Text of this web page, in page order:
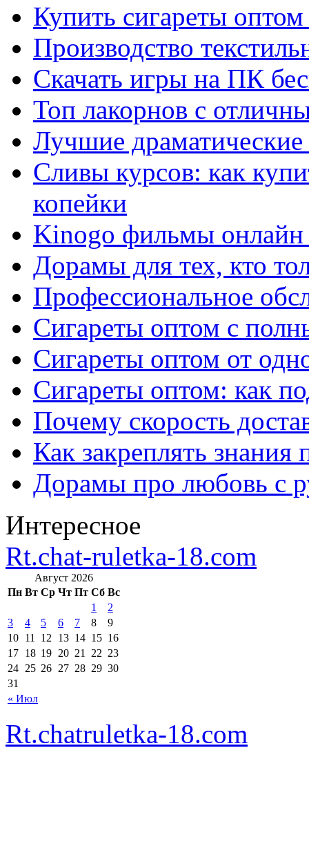
Купить сигареты
Производство
Скачать игры на ПК
Топ лакорнов с
Лучшие
Сливы курсов: как
копейки
Kinogo фильмы онлайн
Дорамы для тех, кто
Профессиональное
Сигареты оптом с
Сигареты оптом от
Сигареты оптом: как
Почему скорость
Как закреплять знания
Дорамы про любовь с
Интересное
Rt.chat-ruletka-18.com
Август 2026
Пн Вт Ср Чт Пт Сб Вс
« Июл
1
2
3
4 5 6 7 8
9
10 11 12 13 14 15 16
17 18 19 20 21 22 23
24 25 26 27 28 29 30
31
Rt.chatruletka-18.com